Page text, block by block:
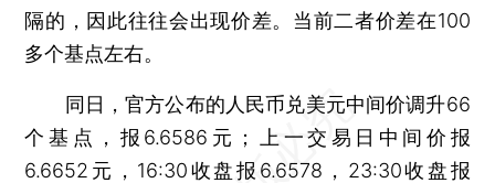
隔的，因此往往会出现价差。当前二者价差在100
多个基点左右。
同日，官方公布的人民币兑美元中间价调升66
个基点，报6.6586元；上一交易日中间价报
6.6652元，16:30收盘报6.6578，23:30收盘报